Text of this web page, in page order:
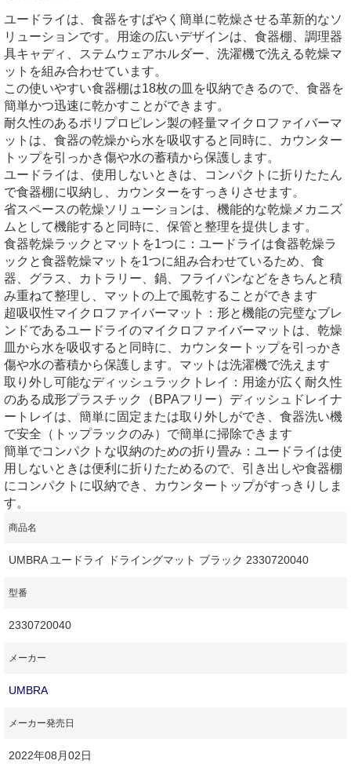
ユードライは、食器をすばやく簡単に乾燥させる革新的なソ
リューションです。用途の広いデザインは、食器棚、調理器
具キャディ、ステムウェアホルダー、洗濯機で洗える乾燥マ
ットを組み合わせています。
この使いやすい食器棚は18枚の皿を収納できるので、食器を
簡単かつ迅速に乾かすことができます。
耐久性のあるポリプロピレン製の軽量マイクロファイバーマ
ットは、食器の乾燥から水を吸収すると同時に、カウンター
トップを引っかき傷や水の蓄積から保護します。
ユードライは、使用しないときは、コンパクトに折りたたん
で食器棚に収納し、カウンターをすっきりさせます。
省スペースの乾燥ソリューションは、機能的な乾燥メカニズ
ムとして機能すると同時に、保管と整理を提供します。
食器乾燥ラックとマットを1つに：ユードライは食器乾燥ラ
ックと食器乾燥マットを1つに組み合わせているため、食
器、グラス、カトラリー、鍋、フライパンなどをきちんと積
み重ねて整理し、マットの上で風乾することができます
超吸収性マイクロファイバーマット：形と機能の完璧なブレ
ンドであるユードライのマイクロファイバーマットは、乾燥
皿から水を吸収すると同時に、カウンタートップを引っかき
傷や水の蓄積から保護します。マットは洗濯機で洗えます
取り外し可能なディッシュラックトレイ：用途が広く耐久性
のある成形プラスチック（BPAフリー）ディッシュドレイナ
ートレイは、簡単に固定または取り外しができ、食器洗い機
で安全（トップラックのみ）で簡単に掃除できます
簡単でコンパクトな収納のための折り畳み：ユードライは使
用しないときは便利に折りたためるので、引き出しや食器棚
にコンパクトに収納でき、カウンタートップがすっきりしま
す。
商品名
UMBRA ユードライ ドライングマット ブラック 2330720040
型番
2330720040
メーカー
UMBRA
メーカー発売日
2022年08月02日